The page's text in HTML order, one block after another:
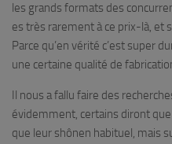
les grands formats des
es très rarement à ce prix-là, et
Parce qu’en vérité c’est super
une certaine qualité de
Il nous a fallu faire des
évidemment, certains diront
que leur shônen habituel, mais